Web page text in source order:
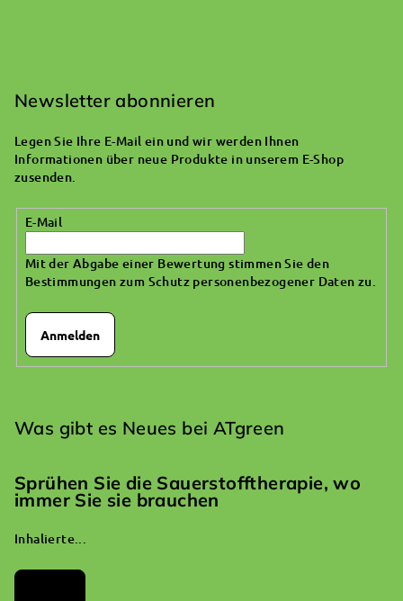
Newsletter abonnieren
Legen Sie Ihre E-Mail ein und wir werden Ihnen
Informationen über neue Produkte in unserem E-Shop
zusenden.
E-Mail
Mit der Abgabe einer Bewertung stimmen Sie den
Bestimmungen zum Schutz personenbezogener Daten zu
Anmelden
Was gibt es Neues bei ATgreen
Sprühen Sie die Sauerstofftherapie, wo
immer Sie sie brauchen
Inhalierte...